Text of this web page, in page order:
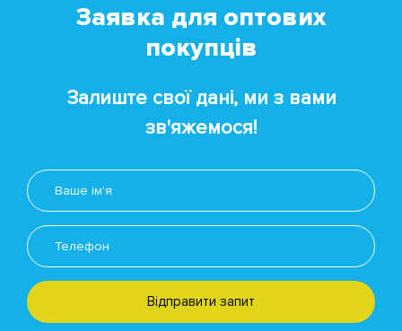
Заявка для оптових
покупців
Залиште свої дані, ми з вами
зв'яжемося!
Відправити запит